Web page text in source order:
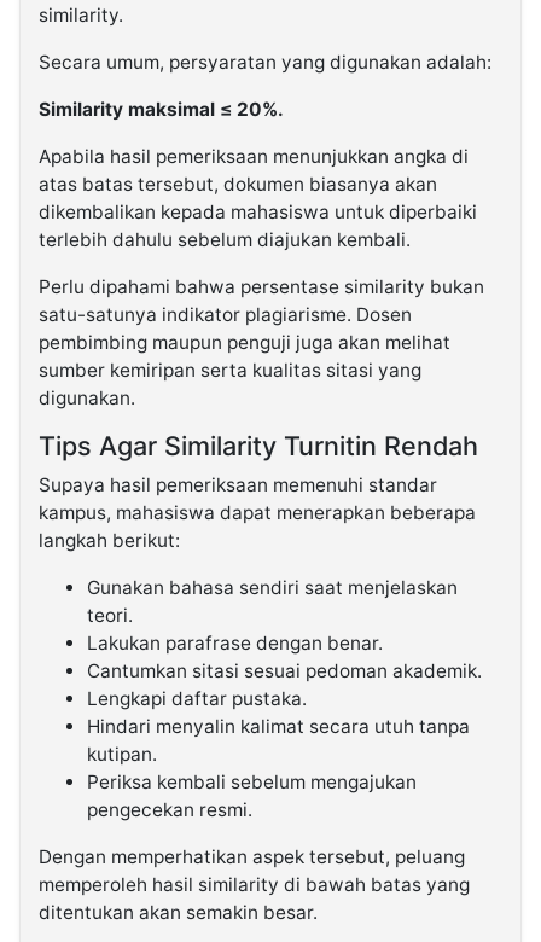
similarity.
Secara umum, persyaratan yang digunakan adalah:
Similarity maksimal ≤ 20%.
Apabila hasil pemeriksaan menunjukkan angka di
atas batas tersebut, dokumen biasanya akan
dikembalikan kepada mahasiswa untuk diperbaiki
terlebih dahulu sebelum diajukan kembali.
Perlu dipahami bahwa persentase similarity bukan
satu-satunya indikator plagiarisme. Dosen
pembimbing maupun penguji juga akan melihat
sumber kemiripan serta kualitas sitasi yang
digunakan.
Tips Agar Similarity Turnitin Rendah
Supaya hasil pemeriksaan memenuhi standar
kampus, mahasiswa dapat menerapkan beberapa
langkah berikut:
Gunakan bahasa sendiri saat menjelaskan
teori.
Lakukan parafrase dengan benar.
Cantumkan sitasi sesuai pedoman akademik.
Lengkapi daftar pustaka.
Hindari menyalin kalimat secara utuh tanpa
kutipan.
Periksa kembali sebelum mengajukan
pengecekan resmi.
Dengan memperhatikan aspek tersebut, peluang
memperoleh hasil similarity di bawah batas yang
ditentukan akan semakin besar.